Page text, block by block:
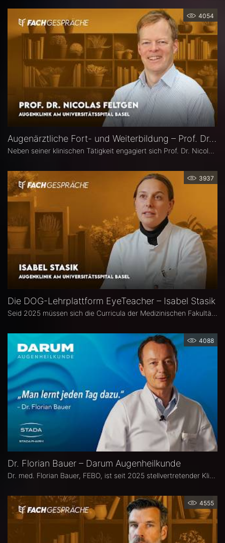
4054
Augenärztliche Fort- und Weiterbildung – Prof. Dr. Nicolas Feltgen
3937
Die DOG-Lehrplattform EyeTeacher – Isabel Stasik
4088
Dr. Florian Bauer – Darum Augenheilkunde
4555